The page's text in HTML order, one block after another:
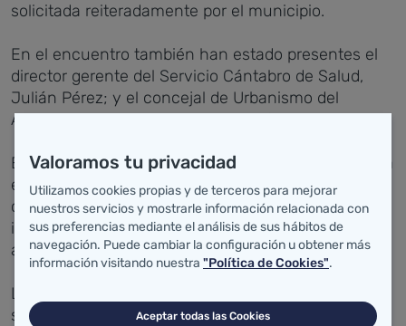
solicitada reiteradamente por el municipio.
En el encuentro también han estado presentes el
director gerente del Servicio Cántabro de Salud,
Julián Pérez; y el concejal de Urbanismo del
Ayuntamiento de Torrelavega, José Otto.
El alcalde de Torrelavega ha valorado como positiva
esta reunión y ha expresado su satisfacción por el
compromiso de la Consejería de Sanidad por
invertir en mejorar la calidad y la capacidad
asistencial del Hospital Sierrallana.
La consejera de Sanidad ha informado también
sobre el funcionamiento de las urgencias
Valoramos tu privacidad
Utilizamos cookies propias y de terceros para mejorar
nuestros servicios y mostrarle información relacionada con
sus preferencias mediante el análisis de sus hábitos de
navegación. Puede cambiar la configuración u obtener más
información visitando nuestra "Política de Cookies".
Aceptar todas las Cookies